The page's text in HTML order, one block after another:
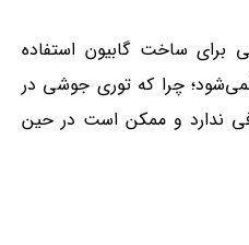
برای ساخت گابیون استفاده
چرا که توری جوشی در
ندارد و ممکن است در حین